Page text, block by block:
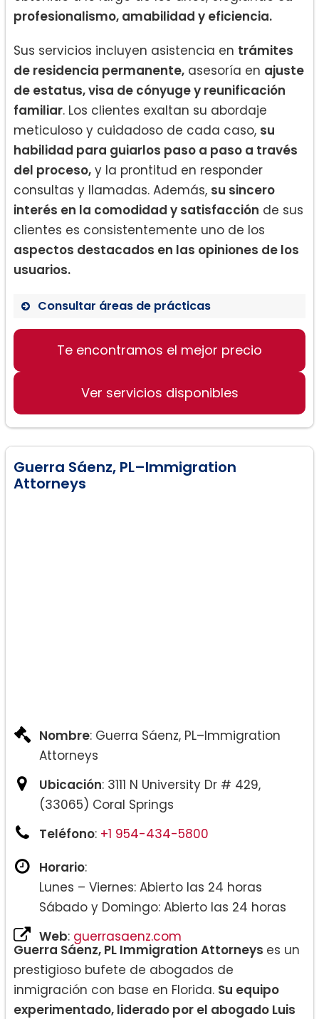
profesionalismo, amabilidad y eficiencia.
Sus servicios incluyen asistencia en trámites
de residencia permanente, asesoría en ajuste
de estatus, visa de cónyuge y reunificación
familiar. Los clientes exaltan su abordaje
meticuloso y cuidadoso de cada caso, su
habilidad para guiarlos paso a paso a través
del proceso, y la prontitud en responder
consultas y llamadas. Además, su sincero
interés en la comodidad y satisfacción de sus
clientes es consistentemente uno de los
aspectos destacados en las opiniones de los
usuarios.
Consultar áreas de prácticas
Visas de cónyuge y reunificación
familiar
Asesoría en ajuste de estatus
Te encontramos el mejor precio
Ver servicios disponibles
Guerra Sáenz, PL–Immigration
Attorneys
Nombre: Guerra Sáenz, PL–Immigration
Attorneys
Ubicación: 3111 N University Dr # 429,
(33065) Coral Springs
Teléfono: +1 954-434-5800
Horario:
Lunes – Viernes: Abierto las 24 horas
Sábado y Domingo: Abierto las 24 horas
Web: guerrasaenz.com
Guerra Sáenz, PL Immigration Attorneys es un
prestigioso bufete de abogados de
inmigración con base en Florida. Su equipo
experimentado, liderado por el abogado Luis